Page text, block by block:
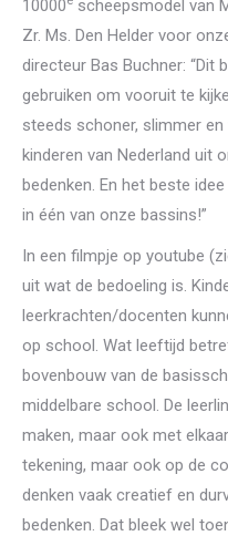
10000
scheepsmodel van
Zr. Ms. Den Helder voor
directeur Bas Buchner: “Dit
gebruiken om vooruit te
steeds schoner, slimmer en
kinderen van Nederland uit
bedenken. En het beste
in één van onze bassins!”
In een filmpje op youtube
uit wat de bedoeling is.
leerkrachten/docenten
op school. Wat leeftijd
bovenbouw van de
middelbare school. De
maken, maar ook met
tekening, maar ook op de
denken vaak creatief en
bedenken. Dat bleek wel